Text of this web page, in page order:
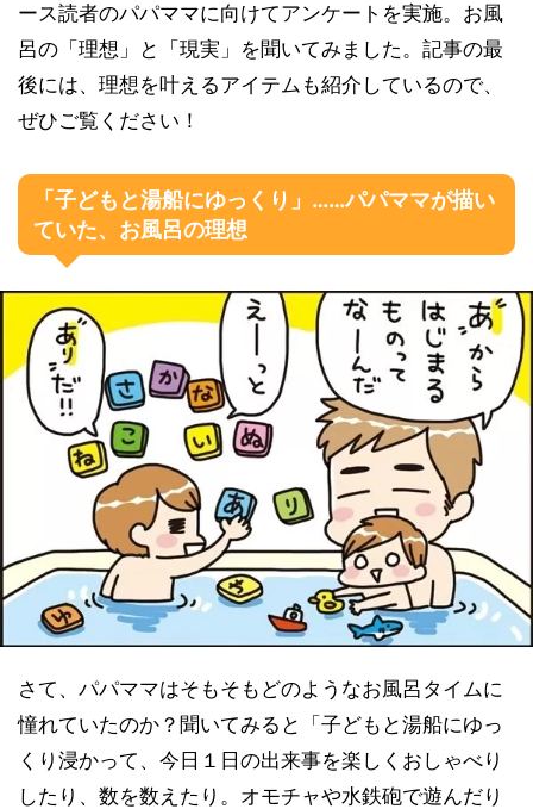
ース読者のパパママに向けてアンケートを実施。お風
呂の「理想」と「現実」を聞いてみました。記事の最
後には、理想を叶えるアイテムも紹介しているので、
ぜひご覧ください！
「子どもと湯船にゆっくり」……パパママが描い
ていた、お風呂の理想
さて、パパママはそもそもどのようなお風呂タイムに
憧れていたのか？聞いてみると「子どもと湯船にゆっ
くり浸かって、今日１日の出来事を楽しくおしゃべり
したり、数を数えたり。オモチャや水鉄砲で遊んだり